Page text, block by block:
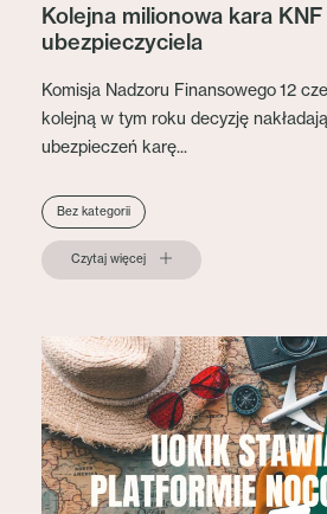
Kolejna milionowa kara KNF
ubezpieczyciela
Komisja Nadzoru Finansowego 12
kolejną w tym roku decyzję
ubezpieczeń karę...
Bez kategorii
Czytaj więcej